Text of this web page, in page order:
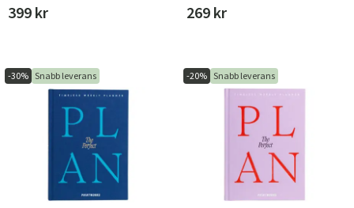
Sverige
Danmark
Norge
399 kr 269 kr
-30% Snabb leverans -20% Snabb leverans